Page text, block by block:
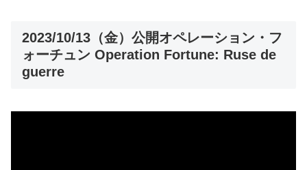
2023/10/13（金）公開オペレーション・フ
ォーチュン Operation Fortune: Ruse de
guerre